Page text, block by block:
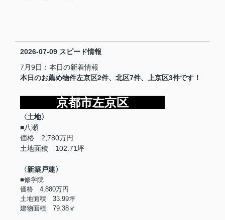
2026-07-09 スピード情報
7月9日：本日の新着情報
本日のお薦め物件左京区2件、北区7件、上京区3件です！
京都市左京区
〈土地〉
■八瀬
価格 2,780万円
土地面積 102.71坪
〈新築戸建〉
■修学院
価格 4,880万円
土地面積 33.99坪
建物面積 79.38㎡